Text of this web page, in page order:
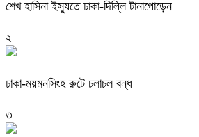
শেখ হাসিনা ইস্যুতে ঢাকা-দিল্লি টানাপোড়েন
২
ঢাকা-ময়মনসিংহ রুটে চলাচল বন্ধ
৩